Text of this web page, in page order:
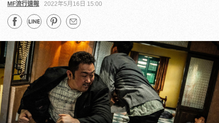
MF流行速報 2022年5月16日 15:00